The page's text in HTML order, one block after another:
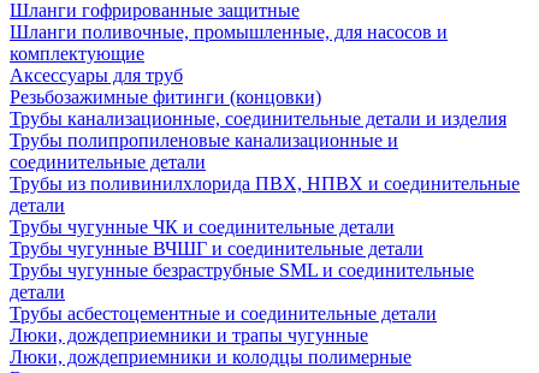
Шланги гофрированные защитные
Шланги поливочные, промышленные, для насосов и
комплектующие
Аксессуары для труб
Резьбозажимные фитинги (концовки)
Трубы канализационные, соединительные детали и изделия
Трубы полипропиленовые канализационные и
соединительные детали
Трубы из поливинилхлорида ПВХ, НПВХ и соединительные
детали
Трубы чугунные ЧК и соединительные детали
Трубы чугунные ВЧШГ и соединительные детали
Трубы чугунные безраструбные SML и соединительные
детали
Трубы асбестоцементные и соединительные детали
Люки, дождеприемники и трапы чугунные
Люки, дождеприемники и колодцы полимерные